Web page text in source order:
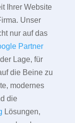
Ihrer Website
Unser
nur auf das
Partner
Lage, für
die Beine zu
modernes
die
Lösungen,